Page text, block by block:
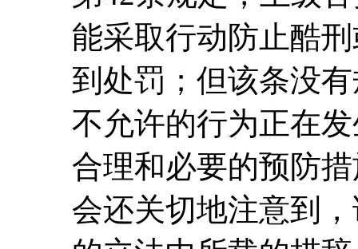
能采取行动防止酷
到处罚；但该条没
不允许的行为正在
合理和必要的预防
会还关切地注意到